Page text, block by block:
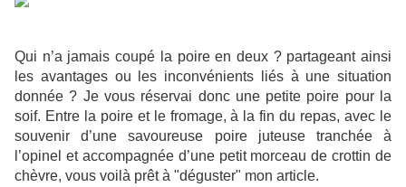
Qui n’a jamais coupé la poire en deux ? partageant ainsi
les avantages ou les inconvénients liés à une situation
donnée ? Je vous réservai donc une petite poire pour la
soif. Entre la poire et le fromage, à la fin du repas, avec le
souvenir d’une savoureuse poire juteuse tranchée à
l’opinel et accompagnée d’une petit morceau de crottin de
chèvre, vous voilà prêt à "déguster" mon article.